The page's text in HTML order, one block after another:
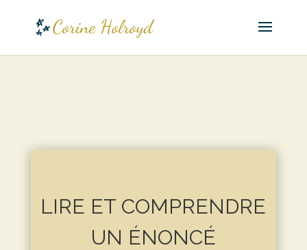
LIRE ET COMPRENDRE
UN ÉNONCÉ